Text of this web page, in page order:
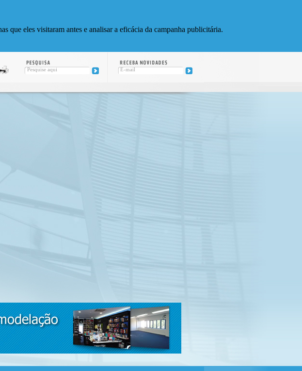
que eles visitaram antes e analisar a eficácia da campanha publicitária.